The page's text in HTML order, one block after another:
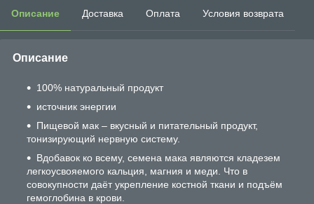
Описание Доставка Оплата Условия возврата
Описание
100% натуральный продукт
источник энергии
Пищевой мак – вкусный и питательный продукт,
тонизирующий нервную систему.
Вдобавок ко всему, семена мака являются кладезем
легкоусвояемого кальция, магния и меди. Что в
совокупности даёт укрепление костной ткани и подъём
гемоглобина в крови.